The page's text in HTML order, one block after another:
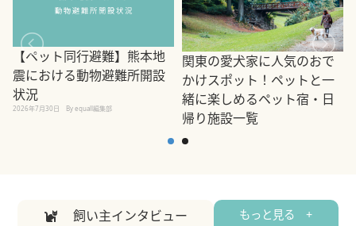
【ペット同行避難】熊本地
震における動物避難所開設
状況
2026年7月30日 By equall編集部
関東の愛犬家に人気のおで
かけスポット！ペットと一
緒に楽しめるペット宿・日
帰り施設一覧
飼い主インタビュー もっと見る +